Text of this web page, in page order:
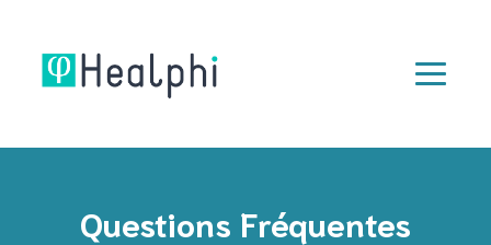
Questions Fréquentes